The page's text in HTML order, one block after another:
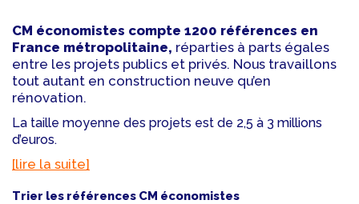
CM économistes compte 1200 références en
France métropolitaine, réparties à parts égales
entre les projets publics et privés. Nous travaillons
tout autant en construction neuve qu’en
rénovation.
La taille moyenne des projets est de 2,5 à 3 millions
d’euros.
[lire la suite]
Trier les références CM économistes